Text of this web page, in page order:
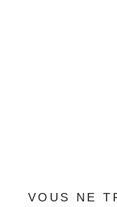
VOUS NE